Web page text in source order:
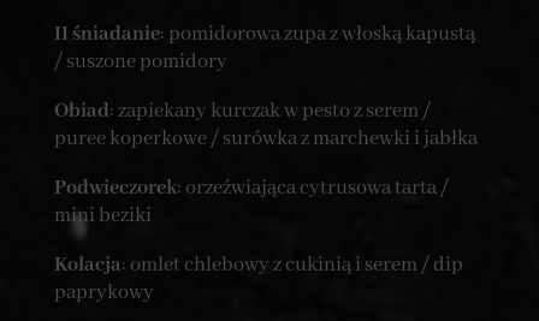
II śniadanie: pomidorowa zupa z włoską kapustą
/ suszone pomidory
Obiad: zapiekany kurczak w pesto z serem /
puree koperkowe / surówka z marchewki i jabłka
Podwieczorek: orzeźwiająca cytrusowa tarta /
mini beziki
Kolacja: omlet chlebowy z cukinią i serem / dip
paprykowy